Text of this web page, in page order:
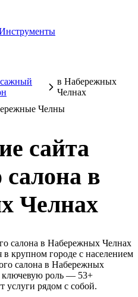
в Набережных
Челнах
Челны
сайта
в
Челнах
салона в Набережных Челнах
крупном городе с населением
салона в Набережных
ключевую роль — 53+
услуги рядом с собой.